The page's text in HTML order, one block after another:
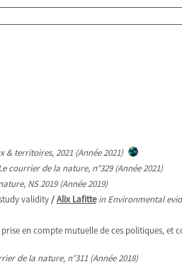
& territoires, 2021 (Année 2021)
courrier de la nature, n°329 (Année 2021)
NS 2019 (Année 2019)
validity/Alix Lafitte in Environmental
en compte mutuelle de ces politiques, et
de la nature, n°311 (Année 2018)